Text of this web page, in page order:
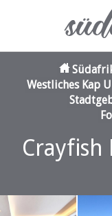
Westliches Kap
Crayfish